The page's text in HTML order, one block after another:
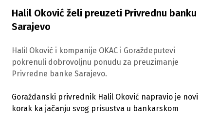
Halil Oković želi preuzeti Privrednu banku
Sarajevo
Halil Oković i kompanije OKAC i Goraždeputevi
pokrenuli dobrovoljnu ponudu za preuzimanje
Privredne banke Sarajevo.
Goraždanski privrednik Halil Oković napravio je novi
korak ka jačanju svog prisustva u bankarskom